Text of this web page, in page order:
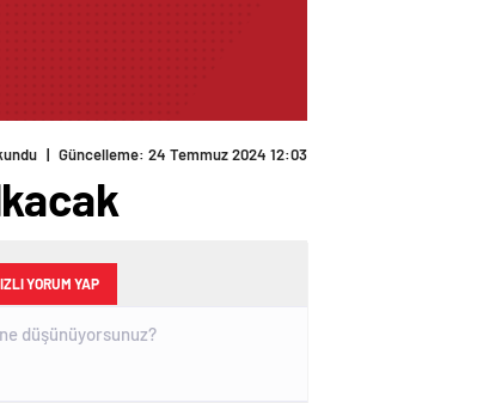
| Güncelleme: 24 Temmuz 2024 12:03
YORUM YAP